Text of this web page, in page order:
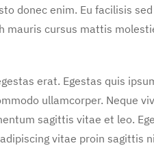
donec enim. Eu facilisis
mauris cursus mattis
erat. Egestas quis
ullamcorper. Neque
sagittis vitae et leo.
vitae proin sagittis